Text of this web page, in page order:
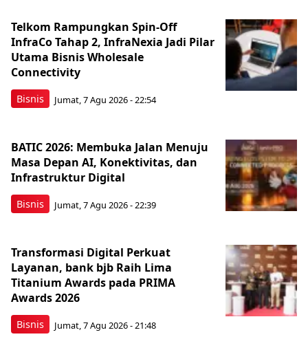
Bisnis
Telkom Rampungkan Spin-Off
InfraCo Tahap 2, InfraNexia Jadi Pilar
Utama Bisnis Wholesale
Connectivity
Jumat, 7 Agu 2026 - 22:54
Bisnis
BATIC 2026: Membuka Jalan Menuju
Masa Depan AI, Konektivitas, dan
Infrastruktur Digital
Jumat, 7 Agu 2026 - 22:39
Bisnis
Transformasi Digital Perkuat
Layanan, bank bjb Raih Lima
Titanium Awards pada PRIMA
Awards 2026
Jumat, 7 Agu 2026 - 21:48